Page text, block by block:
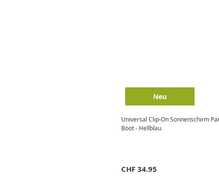
Neu
Universal Clip-On Sonnenschirm
Boot - Hellblau
CHF 34.95